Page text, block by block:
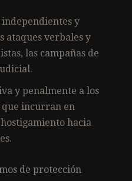
y
ataques verbales y
las campañas de
y penalmente a los
que incurran en
hacia
de protección